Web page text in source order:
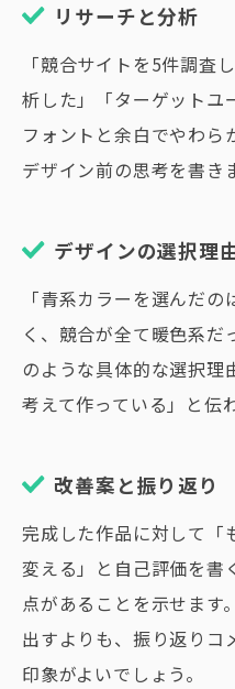
リサーチと分析
「競合サイトを5件調査
析した」「ターゲットユ
フォントと余白でやわら
デザイン前の思考を書き
デザインの選択理
「青系カラーを選んだ
く、競合が全て暖色系だ
のような具体的な選択理
考えて作っている」と伝
改善案と振り返り
完成した作品に対して
変える」と自己評価を書
点があることを示せます
出すよりも、振り返りコ
印象がよいでしょう。